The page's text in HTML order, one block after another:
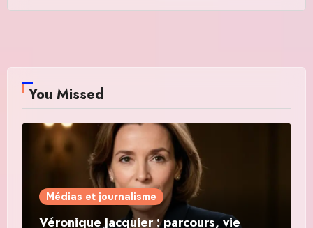
You Missed
Médias et journalisme
Véronique Jacquier : parcours, vie